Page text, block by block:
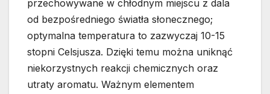
przechowywane w chłodnym miejscu z dala
od bezpośredniego światła słonecznego;
optymalna temperatura to zazwyczaj 10-15
stopni Celsjusza. Dzięki temu można uniknąć
niekorzystnych reakcji chemicznych oraz
utraty aromatu. Ważnym elementem